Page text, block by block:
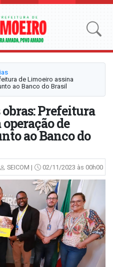
de Limoeiro assina
ao Banco do Brasil
Prefeitura
de
ao Banco do
SEICOM | 02/11/2023 às 00h00